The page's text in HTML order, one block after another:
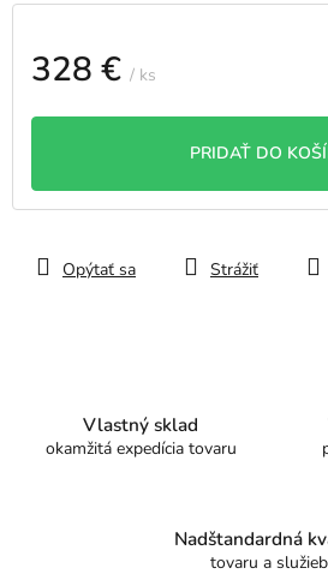
328 € / ks
PRIDAŤ DO
Opýtať sa Strážiť
Vlastný sklad
okamžitá expedícia tovaru
Nadštandardná
tovaru a služieb